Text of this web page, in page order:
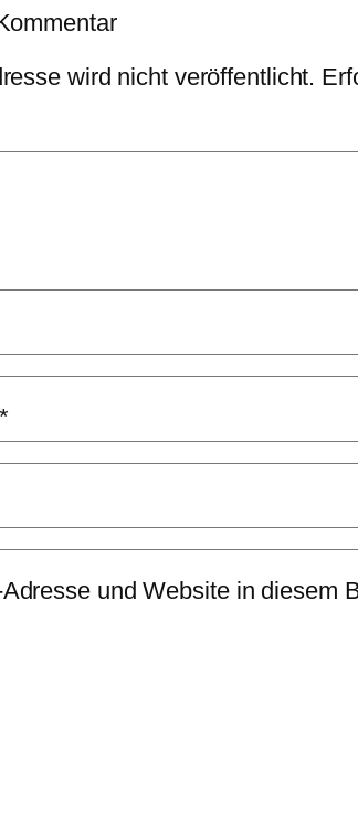
wird nicht veröffentlicht.
*
und Website in diesem